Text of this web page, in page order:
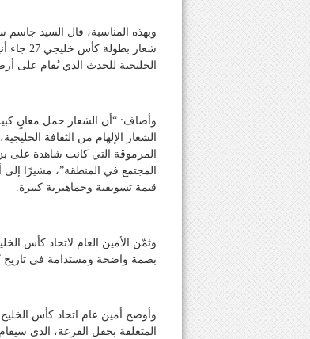
وبهذه المناسبة، قال السيد جاسم
شعار
الخليجية للحدث الذي يُقام على
وأضاف: “أن الشعار حمل معانٍ
المرموقة التي كانت شاهدة على
المجتمع في المنطقة”، مشيرًا إلى
قيمة تسويقية وجماهيرية كبيرة.
وثمّن الأمين العام لاتحاد كأس
بصمة واضحة ومستدامة في تاريخ
وأوضح أمين عام اتحاد كأس الخليج
المتعلقة بحفل القرعة، الذي